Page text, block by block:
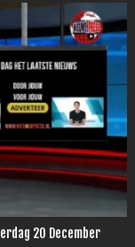
20 December